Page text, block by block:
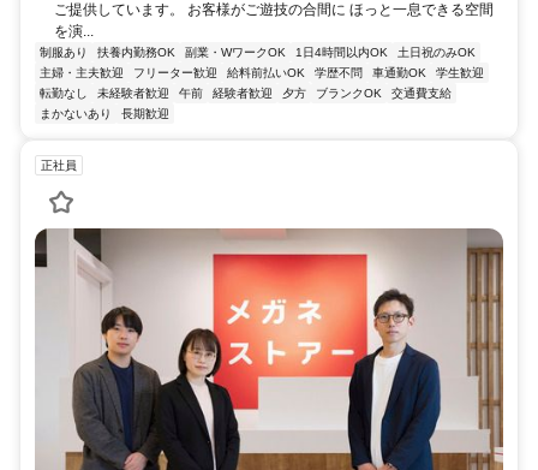
ご提供しています。 お客様がご遊技の合間に ほっと一息できる空間
を演...
制服あり 扶養内勤務OK 副業・WワークOK 1日4時間以内OK
土日祝のみOK
主婦・主夫歓迎
フリーター歓迎 給料前払いOK 学歴不問 車通勤OK
学生歓迎
転勤なし
未経験者歓迎 午前 経験者歓迎 夕方 ブランクOK
交通費支給
まかないあり
長期歓迎
正社員